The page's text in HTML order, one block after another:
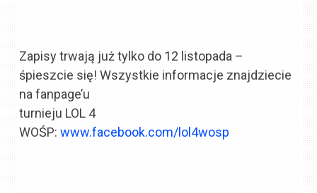
Zapisy trwają już tylko do 12 listopada –
śpieszcie się! Wszystkie informacje znajdziecie
na fanpage’u
turnieju LOL 4
WOŚP:www.facebook.com/lol4wosp